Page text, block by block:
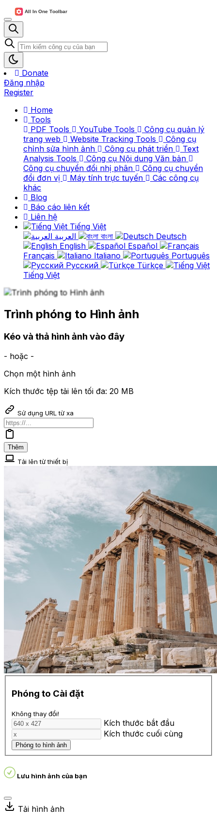
Donate
Đăng nhập
Register
Home
Tools
PDF Tools
YouTube Tools
Công cụ quản lý
trang web
Website Tracking Tools
Công cụ
chỉnh sửa hình ảnh
Công cụ phát triển
Text
Analysis Tools
Công cụ Nội dung Văn bản
Công cụ chuyển đổi nhị phân
Công cụ chuyển
đổi đơn vị
Máy tính trực tuyến
Các công cụ
khác
Blog
Báo cáo liên kết
Liên hệ
Tiếng Việt
বাংলা
Deutsch
English
Español
Français
Italiano
Português
Русский
Türkçe
Tiếng Việt
Trình phóng to Hình ảnh
Kéo và thả hình ảnh vào đây
- hoặc -
Chọn một hình ảnh
Kích thước tệp tải lên tối đa: 20 MB
Sử dụng URL từ xa
Thêm
Tải lên từ thiết bị
Phóng to Cài đặt
Không thay đổi!
Kích thước bắt đầu
Kích thước cuối cùng
Phóng to hình ảnh
Lưu hình ảnh của bạn
Tải hình ảnh